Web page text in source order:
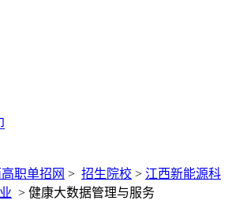
职单招网 > 招生院校 > 江西新能源科
> 健康大数据管理与服务